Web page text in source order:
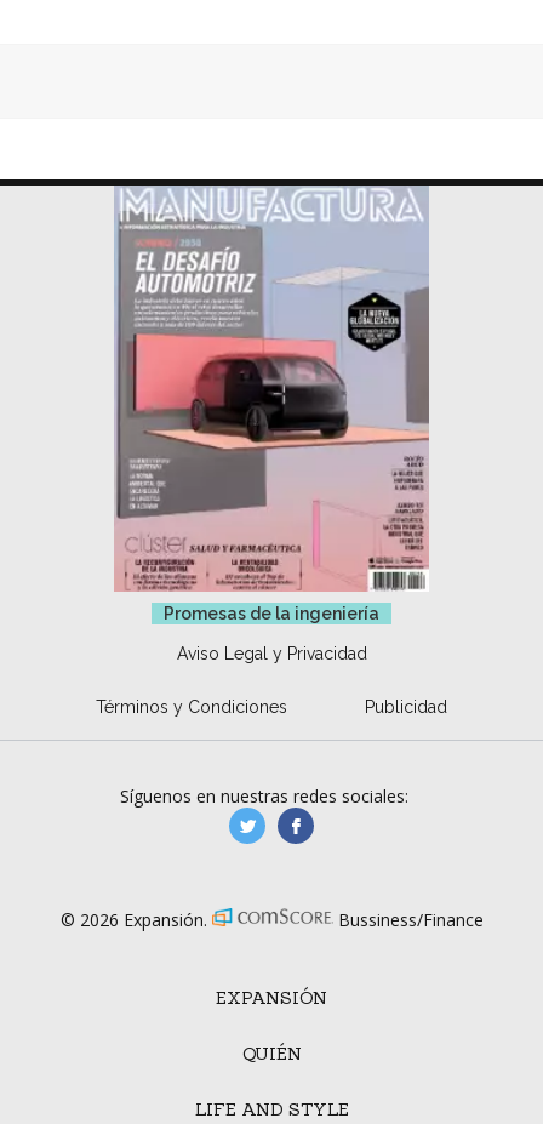
Promesas de la ingeniería
Aviso Legal y Privacidad
Términos y Condiciones Publicidad
EXPANSIÓN
QUIÉN
LIFE AND STYLE
Síguenos en nuestras redes sociales:
manufacturaGE
© 2026 Expansión. Bussiness/Finance